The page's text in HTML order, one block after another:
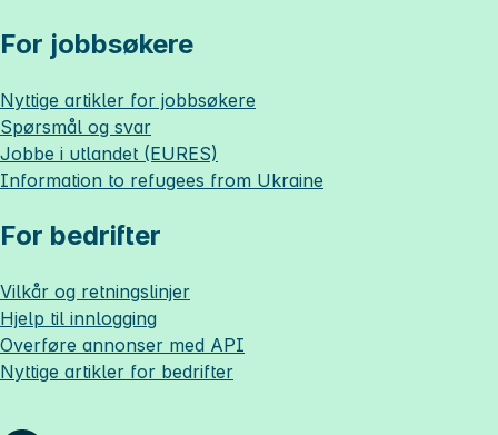
For jobbsøkere
Nyttige artikler for jobbsøkere
Spørsmål og svar
Jobbe i utlandet (EURES)
Information to refugees from Ukraine
For bedrifter
Vilkår og retningslinjer
Hjelp til innlogging
Overføre annonser med API
Nyttige artikler for bedrifter